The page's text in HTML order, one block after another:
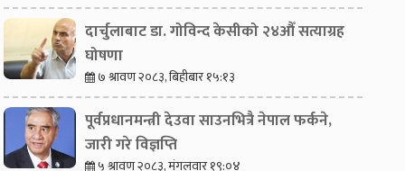
दार्चुलाबाट डा. गोविन्द केसीको २४औँ सत्याग्रह
घोषणा
७ श्रावण २०८३, बिहीबार १५:१३
पूर्वप्रधानमन्त्री देउवा साउनभित्रै नेपाल फर्कने,
जारी गरे विज्ञप्ति
५ श्रावण २०८३, मंगलवार १९:०४